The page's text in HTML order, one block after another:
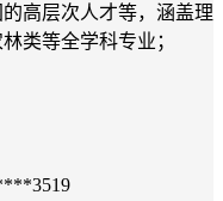
高层次人才等，涵盖理
类等全学科专业；